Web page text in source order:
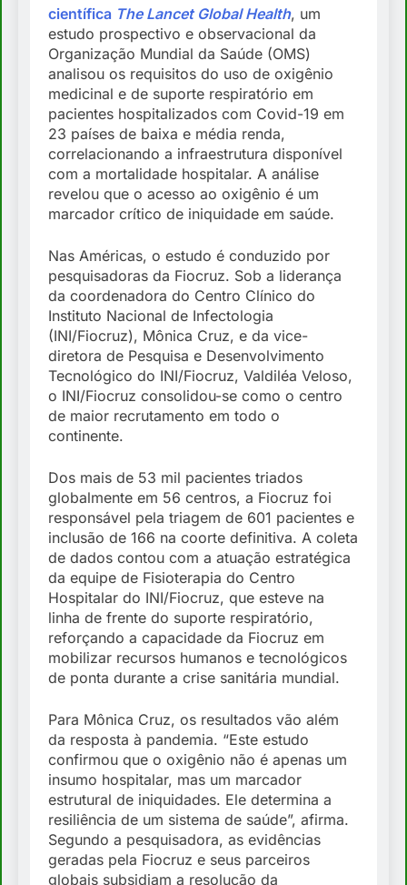
científica The Lancet Global Health, um
estudo prospectivo e observacional da
Organização Mundial da Saúde (OMS)
analisou os requisitos do uso de oxigênio
medicinal e de suporte respiratório em
pacientes hospitalizados com Covid-19 em
23 países de baixa e média renda,
correlacionando a infraestrutura disponível
com a mortalidade hospitalar. A análise
revelou que o acesso ao oxigênio é um
marcador crítico de iniquidade em saúde.
Nas Américas, o estudo é conduzido por
pesquisadoras da Fiocruz. Sob a liderança
da coordenadora do Centro Clínico do
Instituto Nacional de Infectologia
(INI/Fiocruz), Mônica Cruz, e da vice-
diretora de Pesquisa e Desenvolvimento
Tecnológico do INI/Fiocruz, Valdiléa Veloso,
o INI/Fiocruz consolidou-se como o centro
de maior recrutamento em todo o
continente.
Dos mais de 53 mil pacientes triados
globalmente em 56 centros, a Fiocruz foi
responsável pela triagem de 601 pacientes e
inclusão de 166 na coorte definitiva. A coleta
de dados contou com a atuação estratégica
da equipe de Fisioterapia do Centro
Hospitalar do INI/Fiocruz, que esteve na
linha de frente do suporte respiratório,
reforçando a capacidade da Fiocruz em
mobilizar recursos humanos e tecnológicos
de ponta durante a crise sanitária mundial.
Para Mônica Cruz, os resultados vão além
da resposta à pandemia. “Este estudo
confirmou que o oxigênio não é apenas um
insumo hospitalar, mas um marcador
estrutural de iniquidades. Ele determina a
resiliência de um sistema de saúde”, afirma.
Segundo a pesquisadora, as evidências
geradas pela Fiocruz e seus parceiros
globais subsidiam a resolução da